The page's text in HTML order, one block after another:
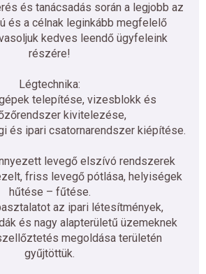
és tanácsadás során a legjobb az
és a célnak leginkább megfelelő
kedves leendő ügyfeleink
részére!
Légtechnika:
telepítése, vizesblokk és
kivitelezése,
és ipari csatornarendszer kiépítése.
levegő elszívó rendszerek
friss levegő pótlása, helyiségek
hűtése – fűtése.
az ipari létesítmények,
és nagy alapterületű üzemeknek
megoldása területén
gyűjtöttük.